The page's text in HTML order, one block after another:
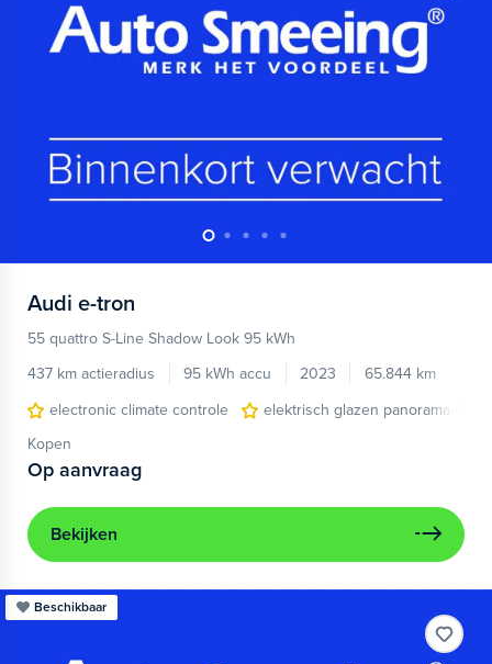
Audi e-tron
55 quattro S-Line Shadow Look 95 kWh
437 km actieradius
95 kWh accu 2023
65.844 km
electronic climate controle
elektrisch glazen panorama-dak
Kopen
Op aanvraag
Bekijken
Beschikbaar